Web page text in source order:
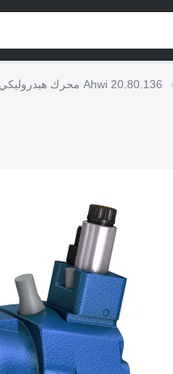
محرك هيدروليكي Ahwi 20.80.136